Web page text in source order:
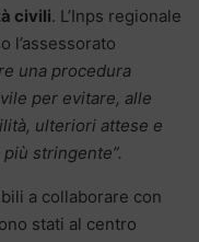
civili. L’Inps regionale
l’assessorato
una procedura
per evitare, alle
ulteriori attese e
stringente”.
a collaborare con
stati al centro